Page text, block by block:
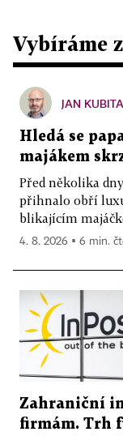
Vybíráme
JAN KUBITA
Hledá se
majákem
Před několika
přihnalo obří
blikajícím
4. 8. 2026 ▪ 6 min.
Zahraniční
firmám. Trh